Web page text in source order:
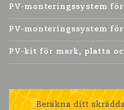
PV-monteringssystem
PV-monteringssystem
PV-kit för mark, platta
Beräkna ditt